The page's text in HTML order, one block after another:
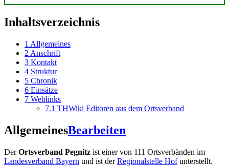
Inhaltsverzeichnis
1 Allgemeines
2 Anschrift
3 Kontakt
4 Struktur
5 Chronik
6 Einsätze
7 Weblinks
7.1 THWiki Editoren aus dem Ortsverband
AllgemeinesBearbeiten
DerOrtsverband Pegnitz ist einer von 111 Ortsverbänden im
Landesverband Bayern und ist derRegionalstelle Hofunterstellt.